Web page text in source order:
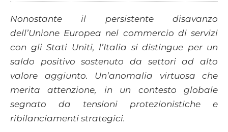
Nonostante il persistente disavanzo
dell’Unione Europea nel commercio di servizi
con gli Stati Uniti, l’Italia si distingue per un
saldo positivo sostenuto da settori ad alto
valore aggiunto. Un’anomalia virtuosa che
merita attenzione, in un contesto globale
segnato da tensioni protezionistiche e
ribilanciamenti strategici.